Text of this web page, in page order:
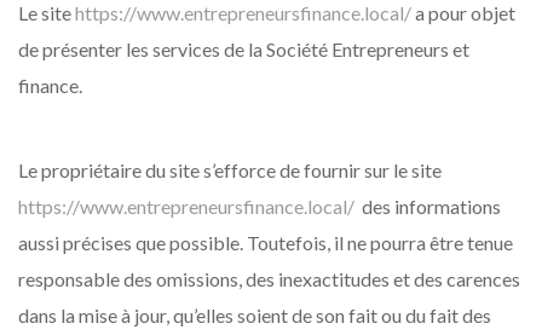
Le sitehttps://www.entrepreneursfinance.local/a pour objet
de présenter les services de la Société Entrepreneurs et
finance.
Le propriétaire du site s’efforce de fournir sur le site
https://www.entrepreneursfinance.local/ des informations
aussi précises que possible. Toutefois, il ne pourra être tenue
responsable des omissions, des inexactitudes et des carences
dans la mise à jour, qu’elles soient de son fait ou du fait des